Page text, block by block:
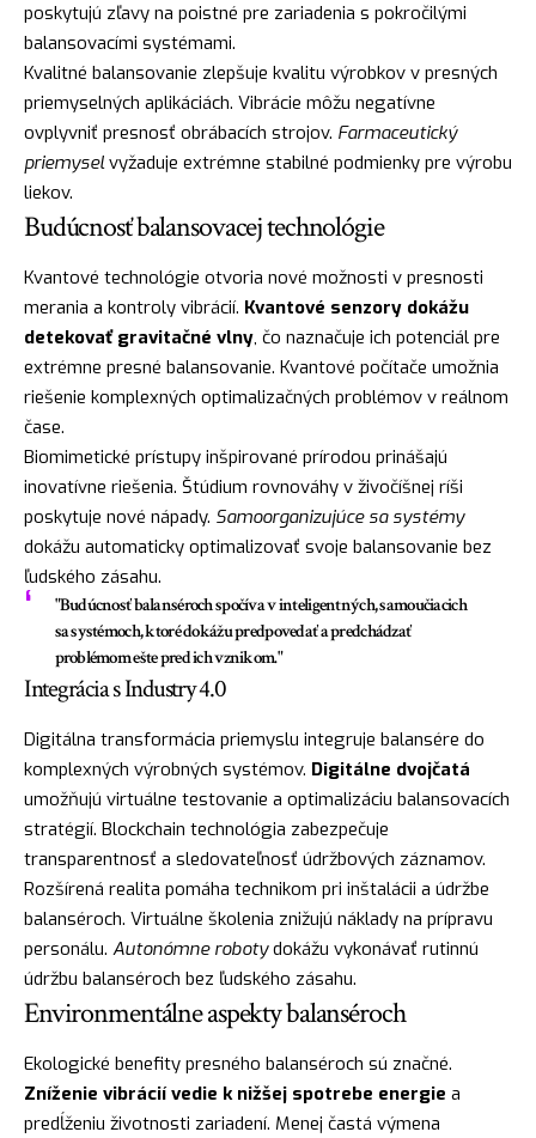
poskytujú zľavy na poistné pre zariadenia s pokročilými
balansovacími systémami.
Kvalitné balansovanie zlepšuje kvalitu výrobkov v presných
priemyselných aplikáciách. Vibrácie môžu negatívne
ovplyvniť presnosť obrábacích strojov. Farmaceutický
priemyselvyžaduje extrémne stabilné podmienky pre výrobu
liekov.
Budúcnosť balansovacej technológie
Kvantové technológie otvoria nové možnosti v presnosti
merania a kontroly vibrácií. Kvantové senzory dokážu
detekovať gravitačné vlny, čo naznačuje ich potenciál pre
extrémne presné balansovanie. Kvantové počítače umožnia
riešenie komplexných optimalizačných problémov v reálnom
čase.
Biomimetické prístupy inšpirované prírodou prinášajú
inovatívne riešenia. Štúdium rovnováhy v živočíšnej ríši
poskytuje nové nápady. Samoorganizujúce sa systémy
dokážu automaticky optimalizovať svoje balansovanie bez
ľudského zásahu.
"Budúcnosť balanséroch spočíva v inteligentných, samoučiacich
sa systémoch, ktoré dokážu predpovedať a predchádzať
problémom ešte pred ich vznikom."
Integrácia s Industry 4.0
Digitálna transformácia priemyslu integruje balansére do
komplexných výrobných systémov. Digitálne dvojčatá
umožňujú virtuálne testovanie a optimalizáciu balansovacích
stratégií. Blockchain technológia zabezpečuje
transparentnosť a sledovateľnosť údržbových záznamov.
Rozšírená realita pomáha technikom pri inštalácii a údržbe
balanséroch. Virtuálne školenia znižujú náklady na prípravu
personálu. Autonómne robotydokážu vykonávať rutinnú
údržbu balanséroch bez ľudského zásahu.
Environmentálne aspekty balanséroch
Ekologické benefity presného balanséroch sú značné.
Zníženie vibrácií vedie k nižšej spotrebe energie a
predĺženiu životnosti zariadení. Menej častá výmena